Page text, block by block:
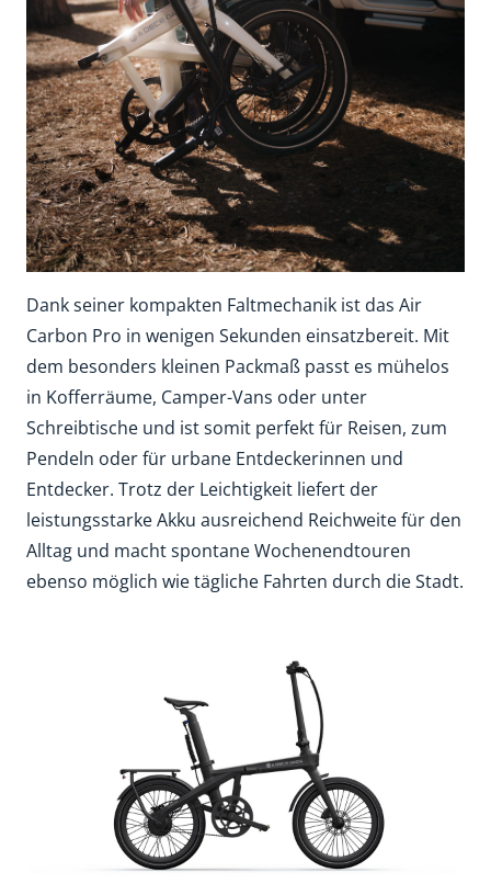
Dank seiner kompakten Faltmechanik ist das Air
Carbon Pro in wenigen Sekunden einsatzbereit. Mit
dem besonders kleinen Packmaß passt es mühelos
in Kofferräume, Camper-Vans oder unter
Schreibtische und ist somit perfekt für Reisen, zum
Pendeln oder für urbane Entdeckerinnen und
Entdecker. Trotz der Leichtigkeit liefert der
leistungsstarke Akku ausreichend Reichweite für den
Alltag und macht spontane Wochenendtouren
ebenso möglich wie tägliche Fahrten durch die Stadt.